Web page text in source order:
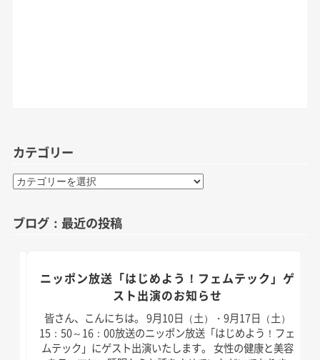
カテゴリー
カ
リ
ブログ：最近の投稿
ニッポン放送「はじめよう！フェムテック」ゲ
スト出演のお知らせ
皆さん、こんにちは。 9月10日（土）・9月17日（土）
15：50～16：00放送のニッポン放送「はじめよう！フェ
ムテック」にゲスト出演いたします。 女性の健康と美容